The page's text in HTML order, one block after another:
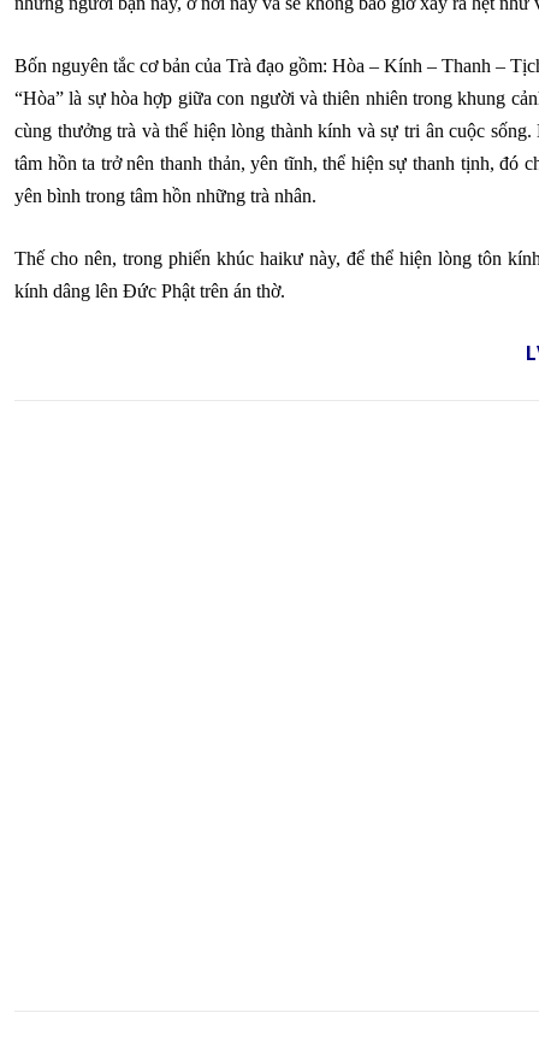
Bốn nguyên tắc cơ bản của Trà đạo gồm: Hòa – Kính – Thanh –
“Hòa” là sự hòa hợp giữa con người và thiên nhiên trong khung
cùng thưởng trà và thể hiện lòng thành kính và sự tri ân cuộc
tâm hồn ta trở nên thanh thản, yên tĩnh, thể hiện sự thanh tịnh, đó
yên bình trong tâm hồn những trà nhân.
Thế cho nên, trong phiến khúc haikư này, để thể hiện lòng tôn
kính dâng lên Đức Phật trên án thờ.